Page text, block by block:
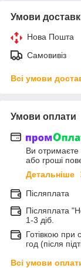
Умови
Нова Пошта
Самовивіз
Всі умови
Умови оплати
Ви
або гроші
Детальніше
Післяплата
Післяплата
1-3 діб.
Готівкою при
год (після
Всі умови